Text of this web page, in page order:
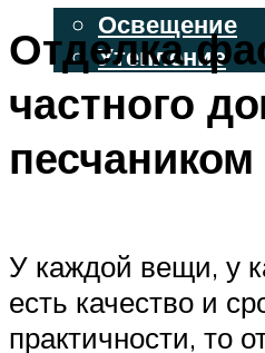
Освещение
Утепление
ДЕКОР
МЕНЮ
Отделка
частного
У каждой вещи, у
есть качество и
практичности, то